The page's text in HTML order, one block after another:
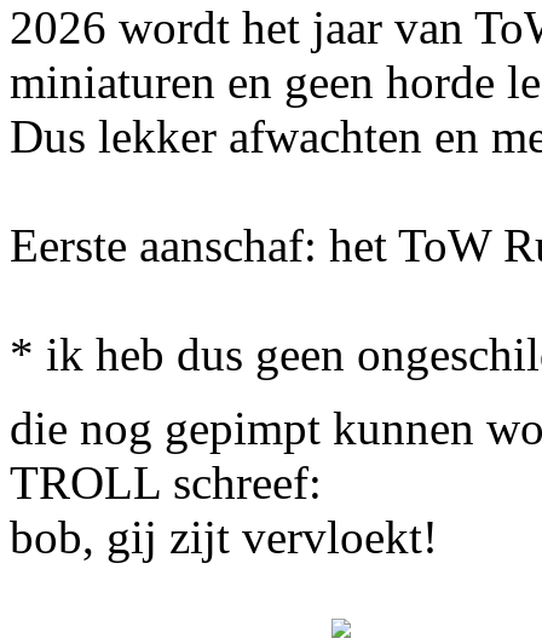
2026 wordt het jaar van
miniaturen en geen horde
Dus lekker afwachten en
Eerste aanschaf: het ToW
* ik heb dus geen
die nog gepimpt kunnen
TROLL schreef:
bob, gij zijt vervloekt!